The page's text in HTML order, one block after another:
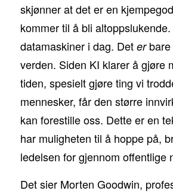
skjønner at det er en
kommer til å bli
datamaskiner i dag. Det erbare
verden. Siden KI klarer å gjøre
tiden, spesielt gjøre ting vi
mennesker, får den større
kan forestille oss. Dette er en
har muligheten til å hoppe på,
ledelsen for gjennom offentlige
Det sier Morten Goodwin,